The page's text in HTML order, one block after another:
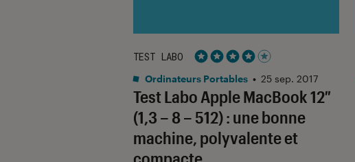
Test Labo Apple MacBook 12″
(1,3 – 8 – 512) : une bonne
machine, polyvalente et
TEST LABO
Noté 4 étoiles sur 5
Ordinateurs Portables • 25 sep. 2017